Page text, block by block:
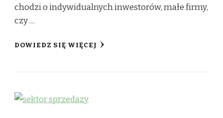
chodzi o indywidualnych inwestorów, małe firmy,
czy …
DOWIEDZ SIĘ WIĘCEJ